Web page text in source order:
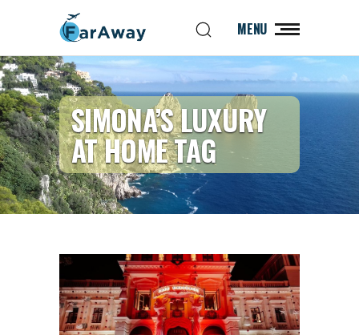
MENU
SIMONA’S LUXURY
AT HOME TAG